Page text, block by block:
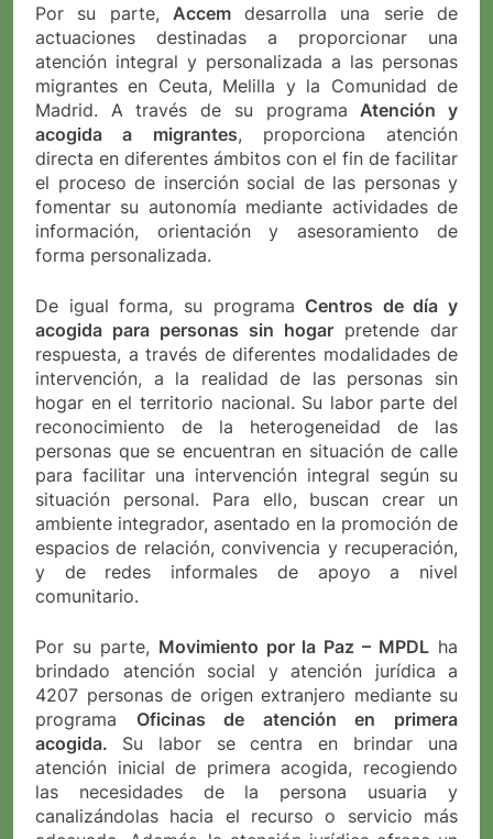
Por su parte, Accemdesarrolla una serie de
actuaciones destinadas a proporcionar una
atención integral y personalizada a las personas
migrantes en Ceuta, Melilla y la Comunidad de
Madrid. A través de su programa Atención y
acogida a migrantes, proporciona atención
directa en diferentes ámbitos con el fin de facilitar
el proceso de inserción social de las personas y
fomentar su autonomía mediante actividades de
información, orientación y asesoramiento de
forma personalizada.
De igual forma, su programa Centros de día y
acogida para personas sin hogar pretende dar
respuesta, a través de diferentes modalidades de
intervención, a la realidad de las personas sin
hogar en el territorio nacional. Su labor parte del
reconocimiento de la heterogeneidad de las
personas que se encuentran en situación de calle
para facilitar una intervención integral según su
situación personal. Para ello, buscan crear un
ambiente integrador, asentado en la promoción de
espacios de relación, convivencia y recuperación,
y de redes informales de apoyo a nivel
comunitario.
Por su parte, Movimiento por la Paz – MPDL ha
brindado atención social y atención jurídica a
4207 personas de origen extranjero mediante su
programa Oficinas de atención en primera
acogida. Su labor se centra en brindar una
atención inicial de primera acogida, recogiendo
las necesidades de la persona usuaria y
canalizándolas hacia el recurso o servicio más